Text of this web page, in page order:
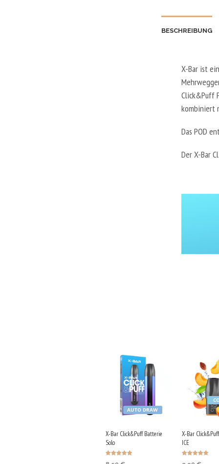
BESCHREIBUNG
X-Bar ist
Click&Puff
kombiniert
Das POD
Der X-Bar
AUTO DRAW
X-Bar Click&Puff Batterie
Solo
X-Bar
ICE